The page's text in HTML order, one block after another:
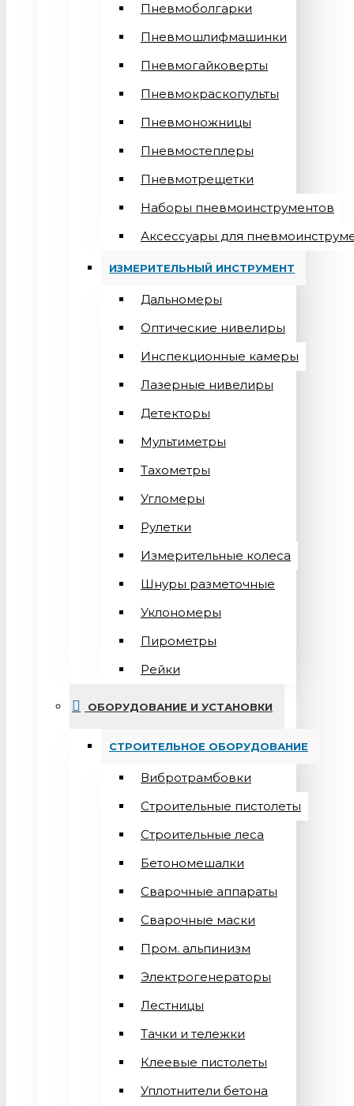
Пневмоболгарки
Пневмошлифмашинки
Пневмогайковерты
Пневмокраскопульты
Пневмоножницы
Пневмостеплеры
Пневмотрещетки
Наборы пневмоинструментов
Аксессуары для
ИЗМЕРИТЕЛЬНЫЙ ИНСТРУМЕНТ
Дальномеры
Оптические нивелиры
Инспекционные камеры
Лазерные нивелиры
Детекторы
Мультиметры
Тахометры
Угломеры
Рулетки
Измерительные колеса
Шнуры разметочные
Уклономеры
Пирометры
Рейки
ОБОРУДОВАНИЕ И УСТАНОВКИ
СТРОИТЕЛЬНОЕ ОБОРУДОВАНИЕ
Вибротрамбовки
Строительные пистолеты
Строительные леса
Бетономешалки
Сварочные аппараты
Cварочные маски
Пром. альпинизм
Электрогенераторы
Лестницы
Тачки и тележки
Клеевые пистолеты
Уплотнители бетона